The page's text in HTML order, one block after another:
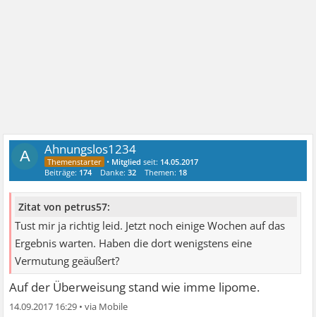
A Ahnungslos1234
• Mitglied seit: 14.05.2017
Beiträge: 174 Danke:32 Themen: 18
Zitat von petrus57:
Tust mir ja richtig leid. Jetzt noch einige Wochen auf das
Ergebnis warten. Haben die dort wenigstens eine
Vermutung geäußert?
Auf der Überweisung stand wie imme lipome.
14.09.2017 16:29 •